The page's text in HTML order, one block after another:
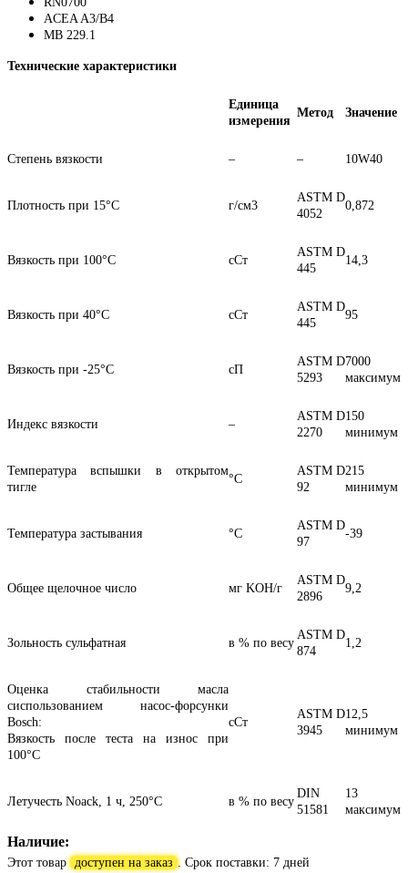
ACEA A3/B4
MB 229.1
Технические характеристики
Единица
измерения
Метод Значение
Степень вязкости – – 10W40
Плотность при 15°C г/см3
ASTM D
4052
0,872
Вязкость при 100°C сСт
ASTM D
445
14,3
Вязкость при 40°C сСт
ASTM D
445
95
Вязкость при -25°C сП
ASTM D
5293
7000
максимум
Индекс вязкости –
ASTM D
2270
150
минимум
Температура вспышки в открытом
тигле
°C
ASTM D
92
215
минимум
Температура застывания °C
ASTM D
97
-39
Общее щелочное число мг KOH/г
ASTM D
2896
9,2
Зольность сульфатная в % по весу
ASTM D
874
1,2
Оценка стабильности масла
сиспользованием насос-форсунки
Bosch:
Вязкость после теста на износ при
100°C
сСт
ASTM D
3945
12,5
минимум
Летучесть Noack, 1 ч, 250°C в % по весу
DIN
51581
13
максимум
Наличие:
Этот товар доступен на заказ . Срок поставки: 7 дней